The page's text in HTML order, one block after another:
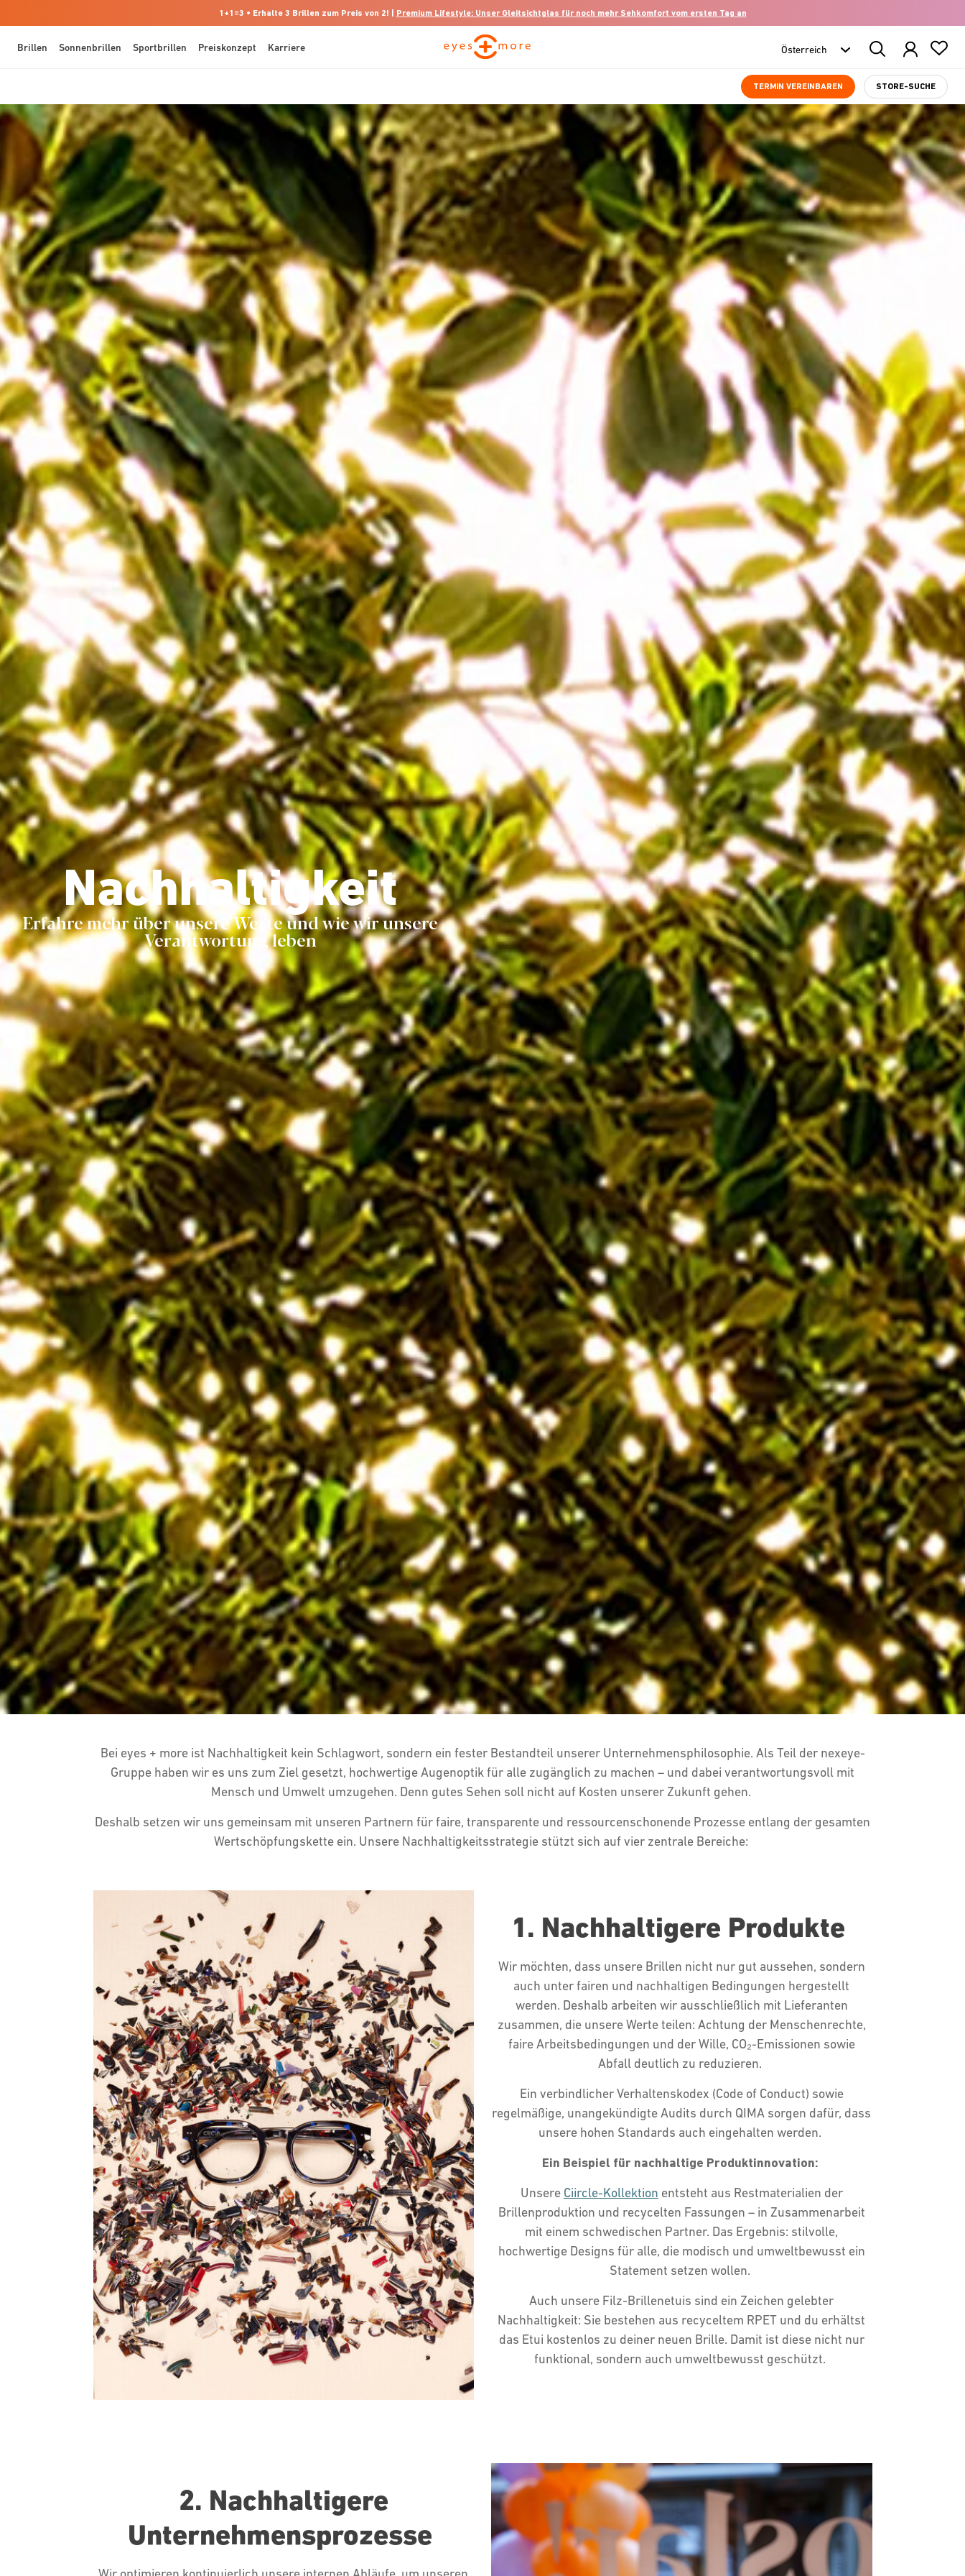
1+1=3 • Erhalte 3 Brillen zum Preis von 2! | Premium Lifestyle: Unser Gleitsichtglas für noch mehr Sehkomfort vom ersten Tag an
Brillen Sonnenbrillen Sportbrillen Preiskonzept Karriere
Search
Products
TERMIN VEREINBAREN STORE-SUCHE
Nachhaltigkeit
Erfahre mehr über unsere Werte und wie wir unsere
Verantwortung leben
Bei eyes + more ist Nachhaltigkeit kein Schlagwort, sondern ein fester Bestandteil unserer Unternehmensphilosophie. Als Teil der nexeye-
Gruppe haben wir es uns zum Ziel gesetzt, hochwertige Augenoptik für alle zugänglich zu machen – und dabei verantwortungsvoll mit
Mensch und Umwelt umzugehen. Denn gutes Sehen soll nicht auf Kosten unserer Zukunft gehen.
Deshalb setzen wir uns gemeinsam mit unseren Partnern für faire, transparente und ressourcenschonende Prozesse entlang der gesamten
Wertschöpfungskette ein. Unsere Nachhaltigkeitsstrategie stützt sich auf vier zentrale Bereiche:
1. Nachhaltigere Produkte
Wir möchten, dass unsere Brillen nicht nur gut aussehen, sondern
auch unter fairen und nachhaltigen Bedingungen hergestellt
werden. Deshalb arbeiten wir ausschließlich mit Lieferanten
zusammen, die unsere Werte teilen: Achtung der Menschenrechte,
faire Arbeitsbedingungen und der Wille, CO₂-Emissionen sowie
Abfall deutlich zu reduzieren.
Ein verbindlicher Verhaltenskodex (Code of Conduct) sowie
regelmäßige, unangekündigte Audits durch QIMA sorgen dafür, dass
unsere hohen Standards auch eingehalten werden.
Ein Beispiel für nachhaltige Produktinnovation:
Unsere Ciircle-Kollektion entsteht aus Restmaterialien der
Brillenproduktion und recycelten Fassungen – in Zusammenarbeit
mit einem schwedischen Partner. Das Ergebnis: stilvolle,
hochwertige Designs für alle, die modisch und umweltbewusst ein
Statement setzen wollen.
Auch unsere Filz-Brillenetuis sind ein Zeichen gelebter
Nachhaltigkeit: Sie bestehen aus recyceltem RPET und du erhältst
das Etui kostenlos zu deiner neuen Brille. Damit ist diese nicht nur
funktional, sondern auch umweltbewusst geschützt.
2. Nachhaltigere
Unternehmensprozesse